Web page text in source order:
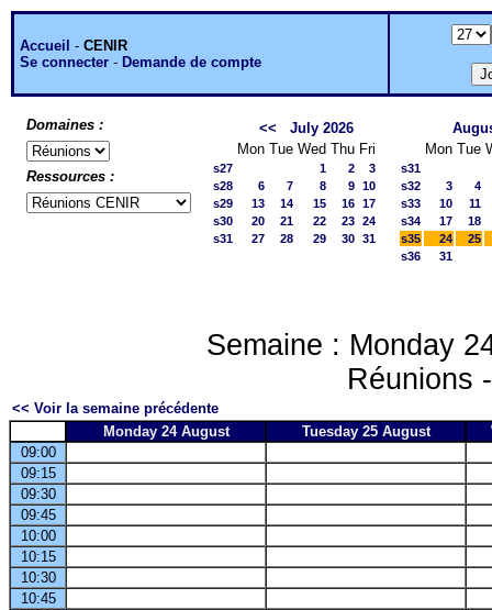
Accueil - CENIR
Se connecter - Demande de compte
Domaines :
Ressources :
<<
July 2026
Mon Tue Wed Thu Fri
s27 1 2
3
s28
6 7 8 9 10
s29
13 14 15 16 17
s30
20 21 22 23 24
s31
27 28 29 30 31
Mon Tue
s31
s32
3
4
s33
10
11
s34
17
18
s35
24
25
s36
31
Semaine : Monday
Réunions
<< Voir la semaine précédente
Monday 24 August
Tuesday 25 August
09:00
09:15
09:30
09:45
10:00
10:15
10:30
10:45